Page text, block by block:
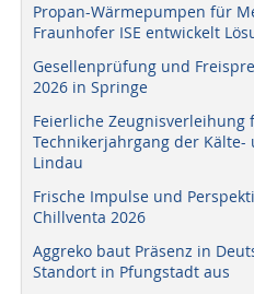
Propan-Wärmepumpen für
Fraunhofer ISE entwickelt
Gesellenprüfung und
2026 in Springe
Feierliche Zeugnisverleihung
Technikerjahrgang der
Lindau
Frische Impulse und
Chillventa 2026
Aggreko baut Präsenz in
Standort in Pfungstadt aus